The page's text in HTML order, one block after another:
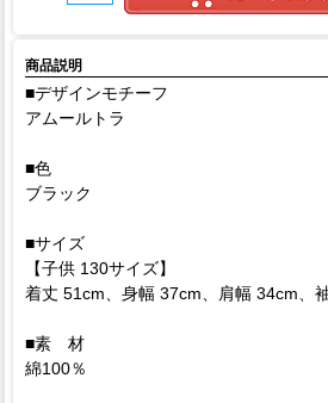
商品説明
■デザインモチーフ
アムールトラ
■色
ブラック
■サイズ
【子供 130サイズ】
着丈 51cm、身幅 37cm、肩幅 34cm、
■素 材
綿100％